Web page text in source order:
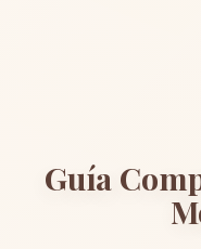
Guía